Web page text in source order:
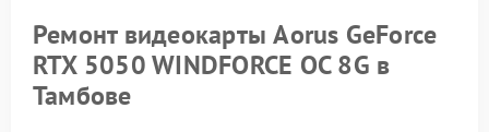
Ремонт видеокарты Aorus GeForce
RTX 5050 WINDFORCE OC 8G в
Тамбове